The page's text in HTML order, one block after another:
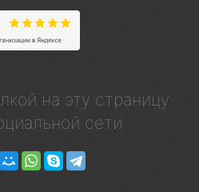
на эту страницу
сети